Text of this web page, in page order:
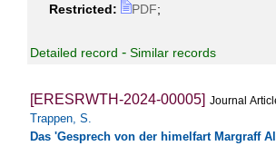
Restricted: PDF;
Detailed record - Similar records
[ERESRWTH-2024-00005] Journal
Trappen, S.
Das 'Gesprech von der himelfart Margraff